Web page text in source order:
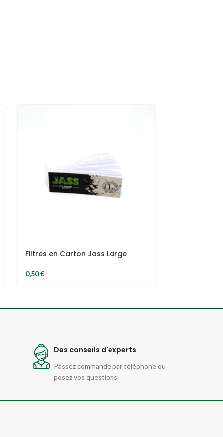
Filtres en Carton Jass Large
0,50€
Des conseils d'experts
Passez commande par téléphone ou
posez vos questions